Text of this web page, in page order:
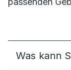
Was kann